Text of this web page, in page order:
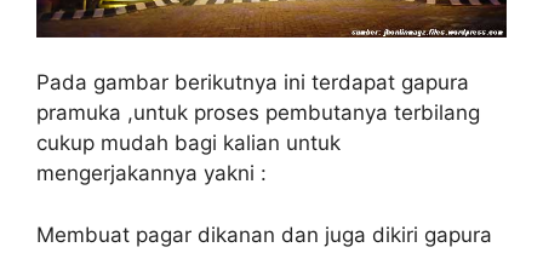
Pada gambar berikutnya ini terdapat gapura
pramuka ,untuk proses pembutanya terbilang
cukup mudah bagi kalian untuk
mengerjakannya yakni :
Membuat pagar dikanan dan juga dikiri gapura